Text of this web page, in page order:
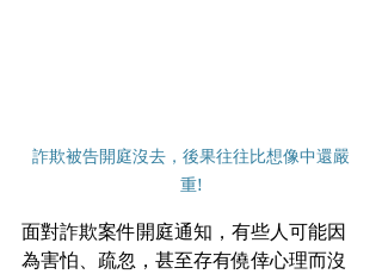
詐欺被告開庭沒去，後果往往比想像中還嚴
重!
面對詐欺案件開庭通知，有些人可能因
為害怕、疏忽，甚至存有僥倖心理而沒